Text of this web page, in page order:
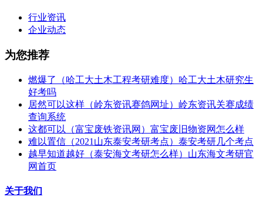
行业资讯
企业动态
为您推荐
燃爆了（哈工大土木工程考研难度）哈工大土木研究生
好考吗
居然可以这样（岭东资讯赛鸽网址）岭东资讯关赛成绩
查询系统
这都可以（富宝废铁资讯网）富宝废旧物资网怎么样
难以置信（2021山东泰安考研考点）泰安考研几个考点
越早知道越好（泰安海文考研怎么样）山东海文考研官
网首页
关于我们